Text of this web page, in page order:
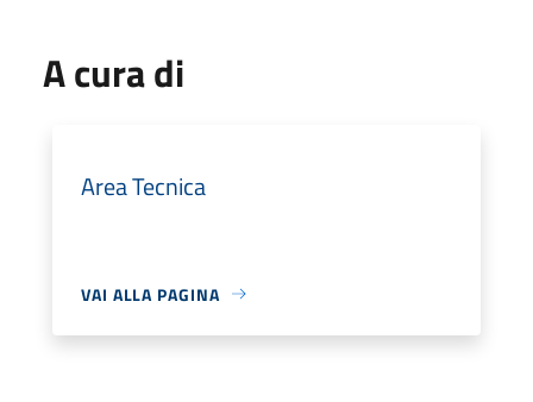
A cura di
Area Tecnica
VAI ALLA PAGINA